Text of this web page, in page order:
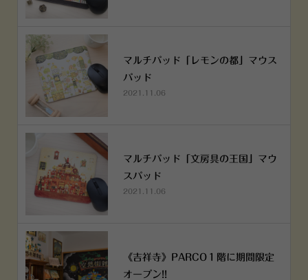
マルチパッド「レモンの都」マウス
パッド
2021.11.06
マルチパッド「文房具の王国」マウ
スパッド
2021.11.06
《吉祥寺》PARCO１階に期間限定
オープン!!